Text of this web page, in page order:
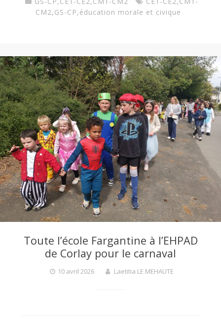
CM2,GS-CP,éducation morale et civique
Toute l’école Fargantine à l’EHPAD
de Corlay pour le carnaval
10 avril 2026 Laetitia LE MEHAUTE